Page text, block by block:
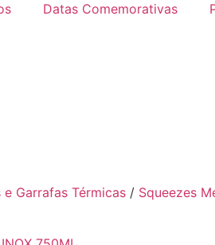
Datas Comemorativas
e Garrafas Térmicas / Squeezes